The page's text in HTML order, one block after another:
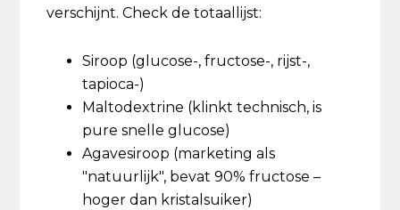
verschijnt. Check de totaallijst:
Siroop (glucose-, fructose-, rijst-,
tapioca-)
Maltodextrine (klinkt technisch, is
pure snelle glucose)
Agavesiroop (marketing als
"natuurlijk", bevat 90% fructose –
hoger dan kristalsuiker)